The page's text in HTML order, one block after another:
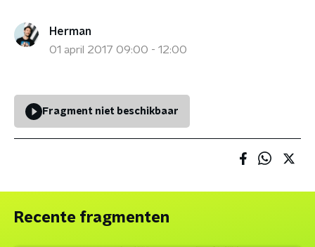
Herman
01 april 2017 09:00 - 12:00
Fragment niet beschikbaar
Recente fragmenten